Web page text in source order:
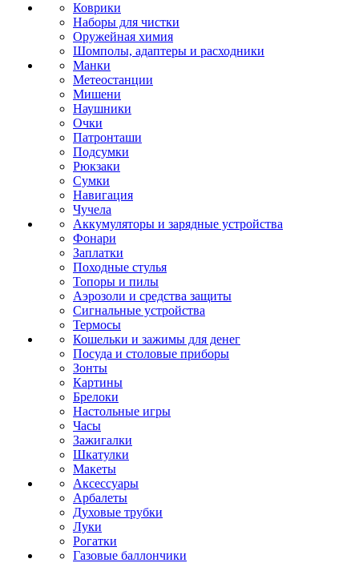
Коврики
Наборы для чистки
Оружейная химия
Шомполы, адаптеры и расходники
Манки
Метеостанции
Мишени
Наушники
Очки
Патронташи
Подсумки
Рюкзаки
Сумки
Навигация
Чучела
Аккумуляторы и зарядные устройства
Фонари
Заплатки
Походные стулья
Топоры и пилы
Аэрозоли и средства защиты
Сигнальные устройства
Термосы
Кошельки и зажимы для денег
Посуда и столовые приборы
Зонты
Картины
Брелоки
Настольные игры
Часы
Зажигалки
Шкатулки
Макеты
Аксессуары
Арбалеты
Духовые трубки
Луки
Рогатки
Газовые баллончики